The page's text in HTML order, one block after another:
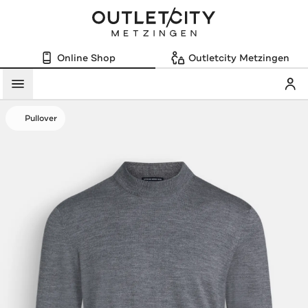
Online Shop Outletcity Metzingen
Menü
Pullover